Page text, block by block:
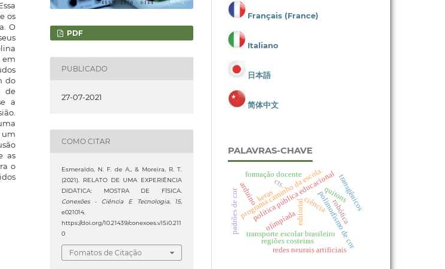
os
O
em
do
de
a
um
as
o
PDF
PUBLICADO
27-07-2021
COMO CITAR
Esmeraldo, N. F. de A., & Moreira, R. T.
(2021). RELATO DE UMA EXPERIÊNCIA
DIDÁTICA: MOSTRA DE FÍSICA.
Conexões - Ciência E Tecnologia, 15,
e021014.
https://doi.org/10.21439/conexoes.v15i0.211
0
Fomatos de Citação
Français (France)
Italiano
日本語
简体中文
PALAVRAS-CHAVE
editorial
olimpíada
política pública educacional
transporte escolar brasileiro
programa caminho da escola.
padrões de cor polimorfismo de cor
quítons
regiões costeiras
robótica
redes neurais artificiais
keras
formação docente transgênicos
cts.
ciência
arduino